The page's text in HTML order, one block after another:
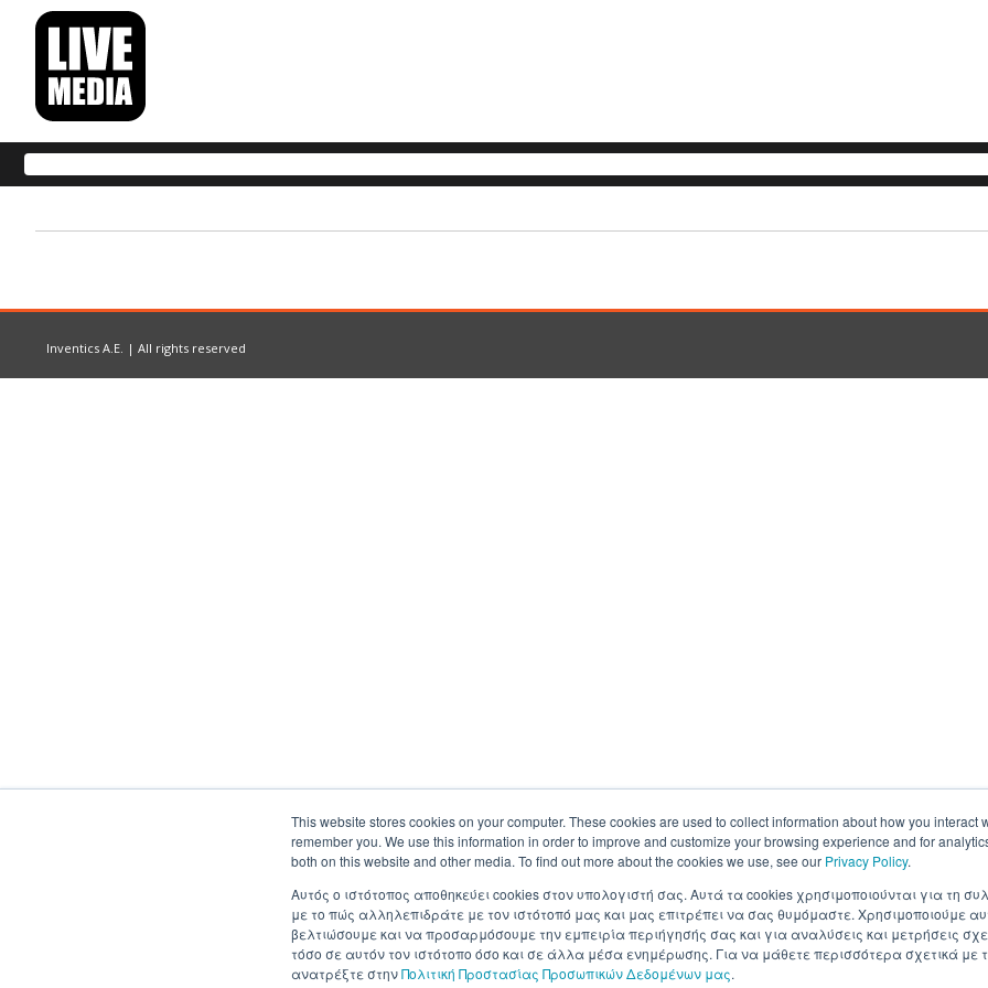
This website stores cookies on your computer. These cookies are used to collect information about how you interact
remember you. We use this information in order to improve and customize your browsing experience and for
both on this website and other media. To find out more about the cookies we use, see our Privacy Policy.
Αυτός ο ιστότοπος αποθηκεύει cookies στον υπολογιστή σας. Αυτά τα cookies χρησιμοποιούνται για τη
με το πώς αλληλεπιδράτε με τον ιστότοπό μας και μας επιτρέπει να σας θυμόμαστε. Χρησιμοποιούμε
βελτιώσουμε και να προσαρμόσουμε την εμπειρία περιήγησής σας και για αναλύσεις και μετρήσεις
τόσο σε αυτόν τον ιστότοπο όσο και σε άλλα μέσα ενημέρωσης. Για να μάθετε περισσότερα σχετικά με
ανατρέξτε στηνΠολιτική Προστασίας Προσωπικών Δεδομένων μας.
Inventics A.E. | All rights reserved